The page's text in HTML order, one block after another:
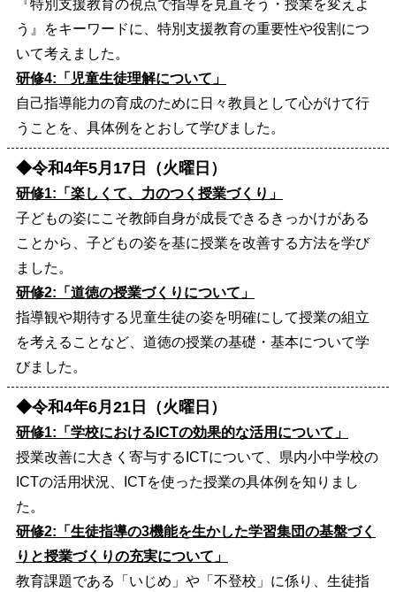
『特別支援教育の視点で指導を見直そう・授業を変えよ
う』をキーワードに、特別支援教育の重要性や役割につ
いて考えました。
研修4:「児童生徒理解について」
自己指導能力の育成のために日々教員として心がけて行
うことを、具体例をとおして学びました。
◆令和4年5月17日（火曜日）
研修1:「楽しくて、力のつく授業づくり」
子どもの姿にこそ教師自身が成長できるきっかけがある
ことから、子どもの姿を基に授業を改善する方法を学び
ました。
研修2:「道徳の授業づくりについて」
指導観や期待する児童生徒の姿を明確にして授業の組立
を考えることなど、道徳の授業の基礎・基本について学
びました。
◆令和4年6月21日（火曜日）
研修1:「学校におけるICTの効果的な活用について」
授業改善に大きく寄与するICTについて、県内小中学校の
ICTの活用状況、ICTを使った授業の具体例を知りまし
た。
研修2:「生徒指導の3機能を生かした学習集団の基盤づく
りと授業づくりの充実について」
教育課題である「いじめ」や「不登校」に係り、生徒指